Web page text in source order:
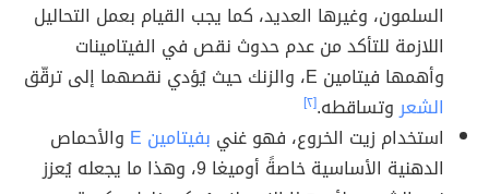
السلمون، وغيرها العديد، كما يجب القيام بعمل التحاليل
اللازمة للتأكد من عدم حدوث نقص في الفيتامينات
وأهمها فيتامين E، والزنك حيث يُؤدي نقصهما إلى ترقّق
الشعروتساقطه.[٢]
استخدام زيت الخروع، فهو غني بفيتامين E
والأحماص
الدهنية الأساسية خاصةً أوميغا 9، وهذا ما يجعله يُعزز